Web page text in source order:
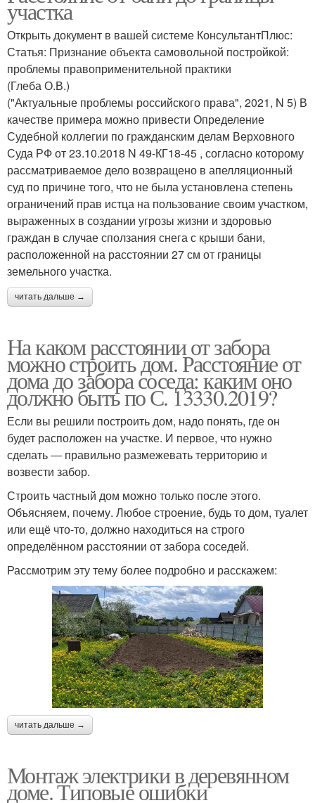
участка
Открыть документ в вашей системе КонсультантПлюс:
Статья: Признание объекта самовольной постройкой:
проблемы правоприменительной практики
(Глеба О.В.)
("Актуальные проблемы российского права", 2021, N 5) В
качестве примера можно привести Определение
Судебной коллегии по гражданским делам Верховного
Суда РФ от 23.10.2018 N 49-КГ18-45 , согласно которому
рассматриваемое дело возвращено в апелляционный
суд по причине того, что не была установлена степень
ограничений прав истца на пользование своим участком,
выраженных в создании угрозы жизни и здоровью
граждан в случае сползания снега с крыши бани,
расположенной на расстоянии 27 см от границы
земельного участка.
читать дальше →
На каком расстоянии от забора
можно строить дом. Расстояние от
дома до забора соседа: каким оно
должно быть по С. 13330.2019?
Если вы решили построить дом, надо понять, где он
будет расположен на участке. И первое, что нужно
сделать ― правильно размежевать территорию и
возвести забор.
Строить частный дом можно только после этого.
Объясняем, почему. Любое строение, будь то дом, туалет
или ещё что-то, должно находиться на строго
определённом расстоянии от забора соседей.
Рассмотрим эту тему более подробно и расскажем:
читать дальше →
Монтаж электрики в деревянном
доме. Типовые ошибки